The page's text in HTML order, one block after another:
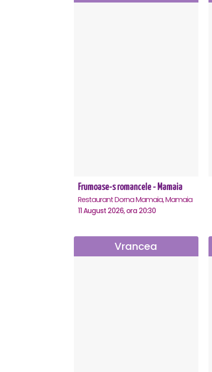
Frumoase-s romancele - Mamaia
Restaurant Dorna Mamaia, Mamaia
11 August 2026, ora 20:30
Vrancea